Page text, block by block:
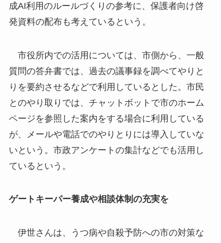
成AI利用のルールづくりの参考に、保護者向け啓
発資料の配布も考えているという。
市役所内での活用については、市側から、一般
質問の答弁書では、過去の議事録を調べてやりと
りを要約させるなどで利用しているとした。市民
とのやり取りでは、チャットボットで市のホーム
ページを参照した案内をする場合に利用している
が、メールや電話でのやりとりには導入していな
いという。市政アンケートの集計などでも活用し
ているという。
ゲートキーパー養成や相談体制の充実を
伊世さんは、うつ病や自殺予防への市の対策な